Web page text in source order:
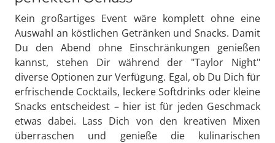
Kein großartiges Event wäre komplett ohne eine
Auswahl an köstlichen Getränken und Snacks. Damit
Du den Abend ohne Einschränkungen genießen
kannst, stehen Dir während der "Taylor Night"
diverse Optionen zur Verfügung. Egal, ob Du Dich für
erfrischende Cocktails, leckere Softdrinks oder kleine
Snacks entscheidest – hier ist für jeden Geschmack
etwas dabei. Lass Dich von den kreativen Mixen
überraschen und genieße die kulinarischen